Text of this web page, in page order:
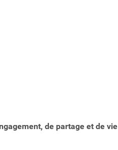
de partage et de vie